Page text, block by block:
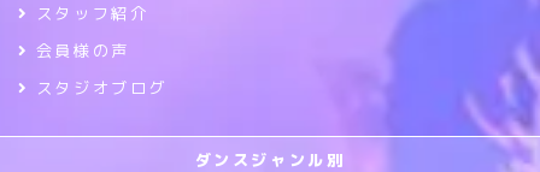
スタッフ紹介
会員様の声
スタジオブログ
ダンスジャンル別